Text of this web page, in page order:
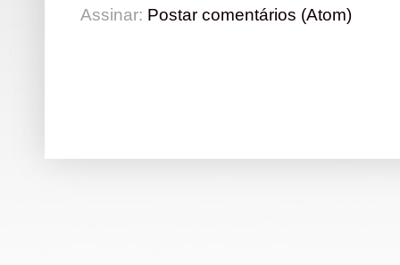
Assinar: Postar comentários (Atom)